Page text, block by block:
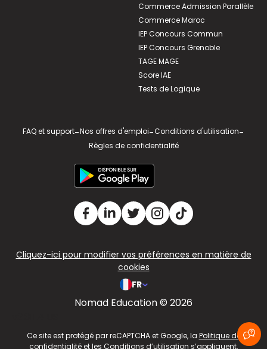
Commerce Admission Parallèle
Commerce Maroc
IEP Concours Commun
IEP Concours Grenoble
TAGE MAGE
Score IAE
Tests de Logique
FAQ et support-Nos offres d'emploi-Conditions d'utilisation-
Règles de confidentialité
Cliquez-ici pour modifier vos préférences en matière de
cookies
FR
Nomad Education © 2026
Ce site est protégé par reCAPTCHA et Google, la Politique de
confidentialitéet les Conditions d’utilisation s’appliquent.